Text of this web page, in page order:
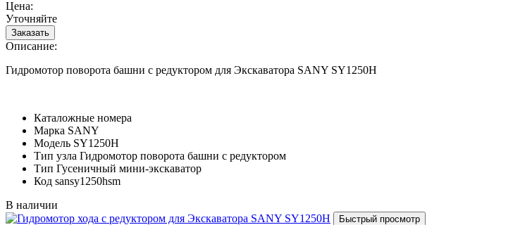
Цена:
Уточняйте
Описание:
Гидромотор поворота башни с редуктором для Экскаватора SANY SY1250H
Каталожные номера
Марка SANY
Модель SY1250H
Тип узла Гидромотор поворота башни с редуктором
Тип Гусеничный мини-экскаватор
Код sansy1250hsm
В наличии